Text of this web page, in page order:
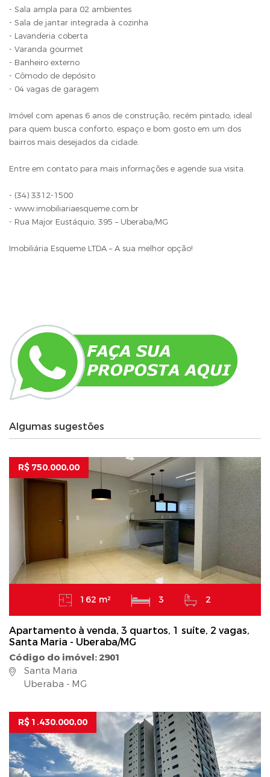
- Sala ampla para 02 ambientes
- Sala de jantar integrada à cozinha
- Lavanderia coberta
- Varanda gourmet
- Banheiro externo
- Cômodo de depósito
- 04 vagas de garagem
Imóvel com apenas 6 anos de construção, recém pintado, ideal
para quem busca conforto, espaço e bom gosto em um dos
bairros mais desejados da cidade.
Entre em contato para mais informações e agende sua visita.
- (34) 3312-1500
- www.imobiliariaesqueme.com.br
- Rua Major Eustáquio, 395 – Uberaba/MG
Imobiliária Esqueme LTDA – A sua melhor opção!
Algumas sugestões
R$ 750.000,00
162 m² 3 2
Apartamento à venda, 3 quartos, 1 suíte, 2 vagas,
Santa Maria - Uberaba/MG
Código do imóvel: 2901
Santa Maria
Uberaba - MG
R$ 1.430.000,00